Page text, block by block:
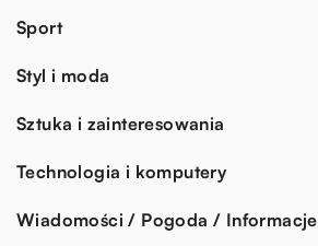
Sport
Styl i moda
Sztuka i zainteresowania
Technologia i komputery
Wiadomości / Pogoda / Informacje